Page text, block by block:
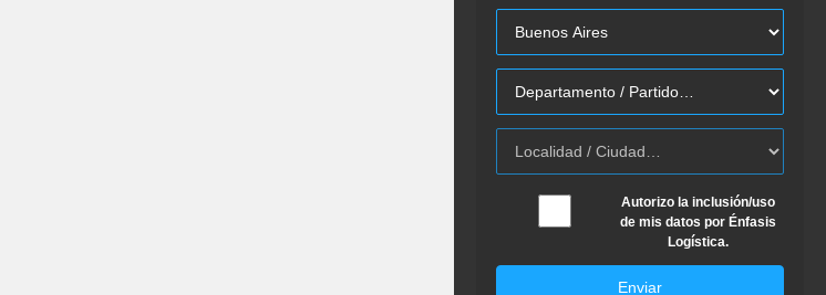
Autorizo la inclusión/uso
de mis datos por Énfasis
Logística.
Enviar